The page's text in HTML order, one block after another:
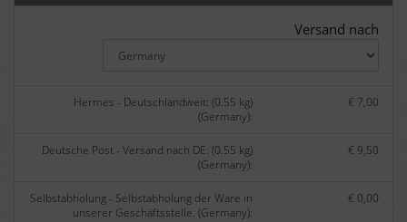
Versand nach
Hermes - Deutschlandweit: (0.55 kg)
(Germany):
€ 7,00
Deutsche Post - Versand nach DE: (0.55 kg)
(Germany):
€ 9,50
Selbstabholung - Selbstabholung der Ware in
unserer Geschäftsstelle. (Germany):
€ 0,00